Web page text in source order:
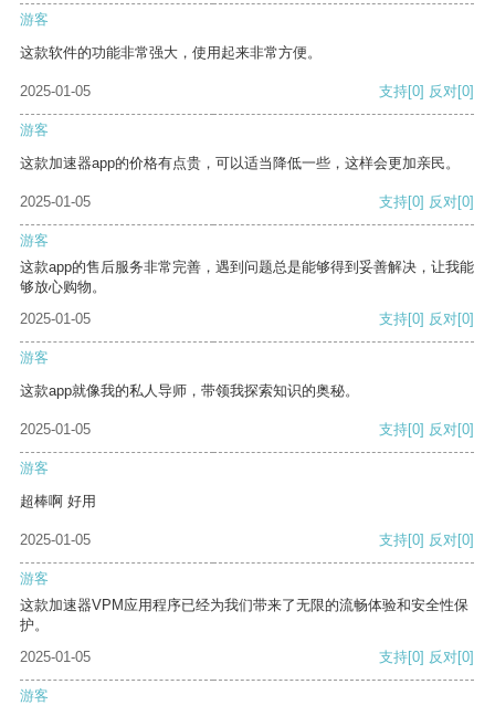
游客
这款软件的功能非常强大，使用起来非常方便。
2025-01-05 支持[0] 反对[0]
游客
这款加速器app的价格有点贵，可以适当降低一些，这样会更加亲民。
2025-01-05 支持[0] 反对[0]
游客
这款app的售后服务非常完善，遇到问题总是能够得到妥善解决，让我能
够放心购物。
2025-01-05
支持[0] 反对[0]
游客
这款app就像我的私人导师，带领我探索知识的奥秘。
2025-01-05 支持[0] 反对[0]
游客
超棒啊 好用
2025-01-05 支持[0] 反对[0]
游客
这款加速器VPM应用程序已经为我们带来了无限的流畅体验和安全性保
护。
2025-01-05
支持[0] 反对[0]
游客